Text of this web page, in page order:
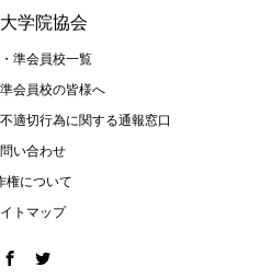
学院協会
準会員校一覧
会員校の皆様へ
適切⾏為に関する通報窓⼝
い合わせ
権について
トマップ